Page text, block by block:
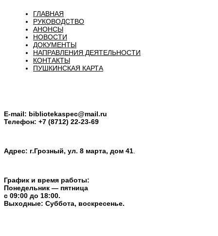
ГЛАВНАЯ
РУКОВОДСТВО
АНОНСЫ
НОВОСТИ
ДОКУМЕНТЫ
НАПРАВЛЕНИЯ ДЕЯТЕЛЬНОСТИ
КОНТАКТЫ
ПУШКИНСКАЯ КАРТА
E-mail: bibliotekaspec@mail.ru
Телефон: +7 (8712) 22-23-69
Адрес: г.Грозный, ул. 8 марта, дом 41.
График и время работы:
Понедельник — пятница
с 09:00 до 18:00.
Выходные: Суббота, воскресенье.